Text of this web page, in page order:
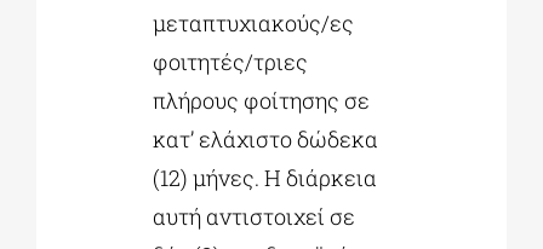
μεταπτυχιακούς/ες
φοιτητές/τριες
πλήρους φοίτησης σε
κατ’ ελάχιστο δώδεκα
(12) μήνες. Η διάρκεια
αυτή αντιστοιχεί σε